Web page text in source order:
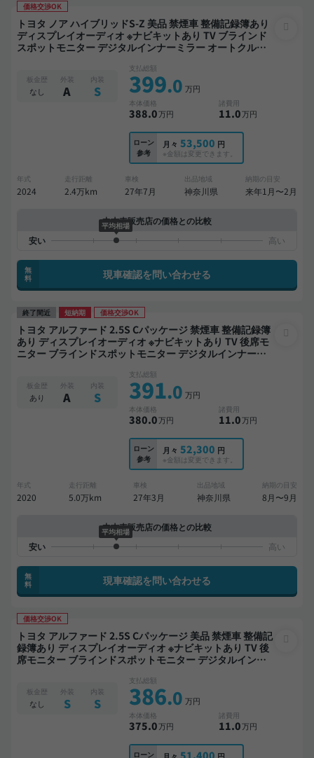
価格交渉OK
トヨタ ノア ハイブリッドS-Z 美品 禁煙車 整備記録簿あり
ディスプレイオーディオ ※ナビキットあり TV ブラインド
スポットモニター デジタルインナーミラー オートクルー
ニター 全方位カメラ ドライブレコーダー 衝突軽減 両側電
動スライドドア 7人乗り
板金歴
なし
外装
A
内装
S
支払総額
399.0 万円
本体価格
388.0万円
諸費用
11.0万円
ローン
参考
月々 53,500 円
※金額は変更できます。
年式
2024
走行距離
2.4万km
車検
27年7月
出品地域
神奈川県
納期の目安
来年1月〜2月
中古車販売店の価格との比較
平均相場
無
料
現車確認を問い合わせる
終了間近 短納期 価格交渉OK
トヨタ アルファード 2.5S Cパッケージ 禁煙車 整備記録簿
あり ディスプレイオーディオ ※ナビキットあり TV 後席モ
ニター ブラインドスポットモニター デジタルインナーミ
ックドア バックモニター 全方位カメラ ドライブレコーダ
ー 衝突軽減 両側電動スライドドア 7人乗り
板金歴
あり
外装
A
内装
S
支払総額
391.0 万円
本体価格
380.0万円
諸費用
11.0万円
ローン
参考
月々 52,300 円
※金額は変更できます。
年式
2020
走行距離
5.0万km
車検
27年3月
出品地域
神奈川県
納期の目安
8月〜9月
中古車販売店の価格との比較
平均相場
無
料
現車確認を問い合わせる
価格交渉OK
トヨタ アルファード 2.5S Cパッケージ 美品 禁煙車 整備記
録簿あり ディスプレイオーディオ ※ナビキットあり TV 後
席モニター ブラインドスポットモニター デジタルインナ
動バックドア バックモニター ドライブレコーダー リフト
アップ 衝突軽減 7人乗り
板金歴
なし
外装
S
内装
S
支払総額
386.0 万円
本体価格
375.0万円
諸費用
11.0万円
ローン 51,400